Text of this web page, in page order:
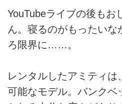
YouTubeライブの後もお
ん。寝るのがもったいな
ろ限界に……。
レンタルしたアミティ
可能なモデル。バンクベ